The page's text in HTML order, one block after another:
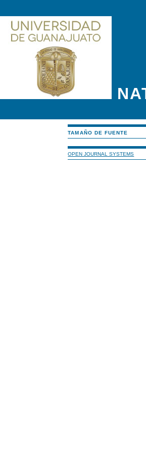
TAMAÑO DE FUENTE
OPEN JOURNAL SYSTEMS